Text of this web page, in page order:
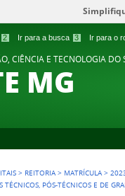
2 Ir para a busca 3 Ir para o
CIÊNCIA E TECNOLOGIA DO
MG
> REITORIA > MATRÍCULA >
PÓS-TÉCNICOS E DE